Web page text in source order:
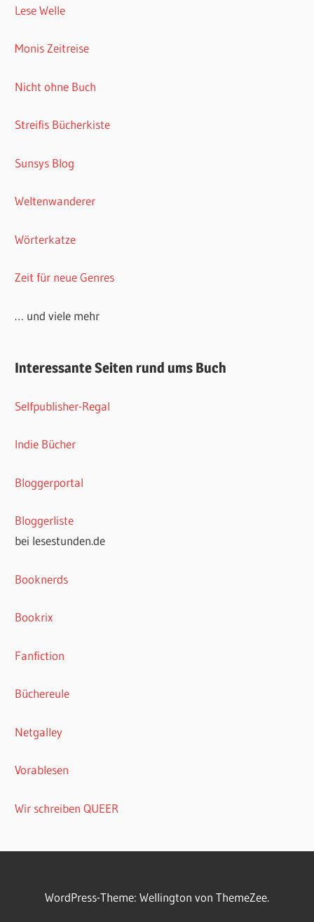
Lese Welle
Monis Zeitreise
Nicht ohne Buch
Streifis Bücherkiste
Sunsys Blog
Weltenwanderer
Wörterkatze
Zeit für neue Genres
… und viele mehr
Interessante Seiten rund ums Buch
Selfpublisher-Regal
Indie Bücher
Bloggerportal
Bloggerliste
bei lesestunden.de
Booknerds
Bookrix
Fanfiction
Büchereule
Netgalley
Vorablesen
Wir schreiben QUEER
WordPress-Theme: Wellington von ThemeZee.